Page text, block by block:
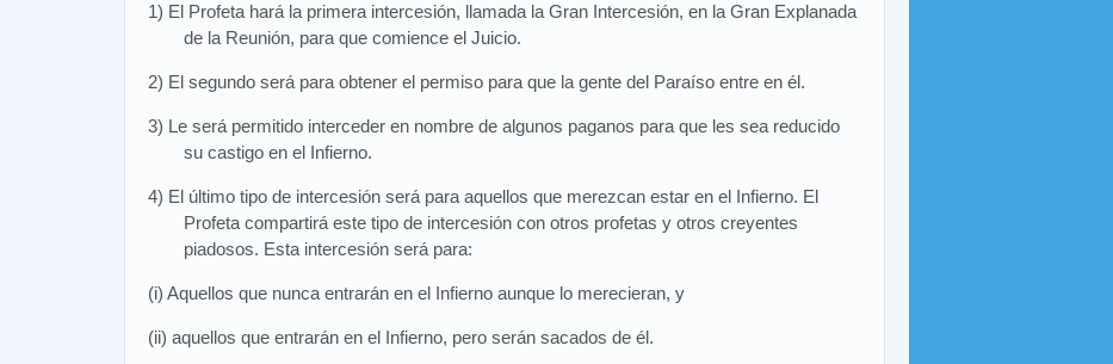
1) El Profeta hará la primera intercesión, llamada la Gran Intercesión, en la Gran Explanada
de la Reunión, para que comience el Juicio.
2) El segundo será para obtener el permiso para que la gente del Paraíso entre en él.
3) Le será permitido interceder en nombre de algunos paganos para que les sea reducido
su castigo en el Infierno.
4) El último tipo de intercesión será para aquellos que merezcan estar en el Infierno. El
Profeta compartirá este tipo de intercesión con otros profetas y otros creyentes
piadosos. Esta intercesión será para:
(i) Aquellos que nunca entrarán en el Infierno aunque lo merecieran, y
(ii) aquellos que entrarán en el Infierno, pero serán sacados de él.